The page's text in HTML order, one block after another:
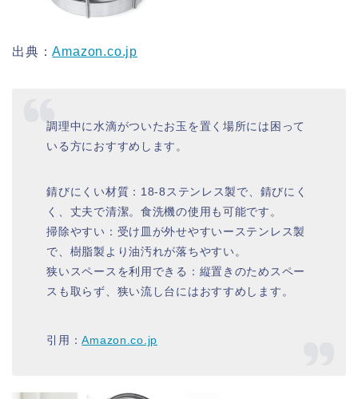
出典：Amazon.co.jp
調理中に水滴がついたお玉を置く場所には困って
いる方におすすめします。
錆びにくい材質：18-8ステンレス製で、錆びにく
く、丈夫で清潔。食洗機の使用も可能です。
掃除やすい：受け皿が外せやすいーステンレス製
で、樹脂製より油汚れが落ちやすい。
狭いスペースを利用できる：縦置きのためスペー
スも取らず、狭い流し台にはおすすめします。
引用：Amazon.co.jp